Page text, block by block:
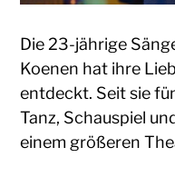
Die 23-jährige
Koenen hat ihre
entdeckt. Seit sie
Tanz, Schauspiel
einem größeren